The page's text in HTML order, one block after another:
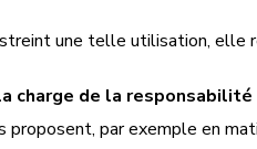
une telle utilisation, elle
charge de la
proposent, par exemple en